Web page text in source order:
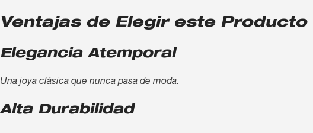
Ventajas de Elegir este Producto
Elegancia Atemporal
Una joya clásica que nunca pasa de moda.
Alta Durabilidad